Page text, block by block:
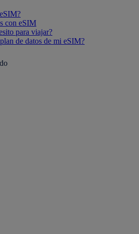
con eSIM
para viajar?
de datos de mi eSIM?